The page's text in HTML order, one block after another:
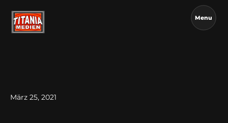
Menu
März 25, 2021